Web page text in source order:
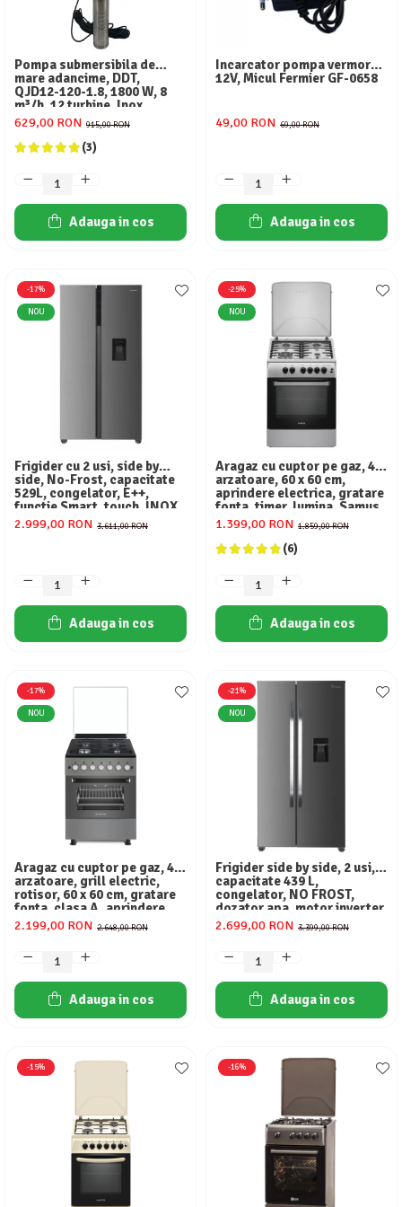
Aparate de aer conditionat
Ventilatoare
Foarfeci tuns oi
Incubatoare oua
Pompa submersibila de
mare adancime, DDT,
QJD12-120-1.8, 1800 W, 8
m³/h, 12 turbine, Inox
915,00 RON
629,00 RON
(3)
Adauga in cos
Incarcator pompa vermorel,
12V, Micul Fermier GF-0658
69,00 RON
49,00 RON
Adauga in cos
-17%
NOU
Frigider cu 2 usi, side by
side, No-Frost, capacitate
529L, congelator, E++,
functie Smart, touch, INOX,
HEINNER
3.611,00 RON
2.999,00 RON
Adauga in cos
-25%
NOU
Aragaz cu cuptor pe gaz, 4
arzatoare, 60 x 60 cm,
aprindere electrica, gratare
fonta, timer, lumina, Samus
1.859,00 RON
1.399,00 RON
(6)
Adauga in cos
-17%
NOU
Aragaz cu cuptor pe gaz, 4
arzatoare, grill electric,
rotisor, 60 x 60 cm, gratare
fonta, clasa A, aprindere
electrica, gri, Studio Casa
Scala Graphite Grey
2.648,00 RON
2.199,00 RON
Adauga in cos
-21%
NOU
Frigider side by side, 2 usi,
capacitate 439 L,
congelator, NO FROST,
dozator apa, motor inverter,
display touch, Aspect INOX,
FRAM
3.399,00 RON
2.699,00 RON
Adauga in cos
-15% -16%